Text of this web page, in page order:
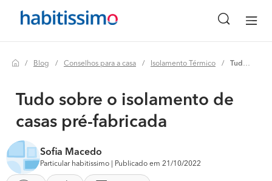
Blog Conselhos para a casa Isolamento Térmico Tudo sobre o isolamento de casas pré-fabricada
Tudo sobre o isolamento de
casas pré-fabricada
Sofia Macedo
Particular habitissimo | Publicado em 21/10/2022